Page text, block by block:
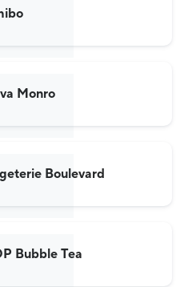
Monro
Boulevard
Bubble Tea